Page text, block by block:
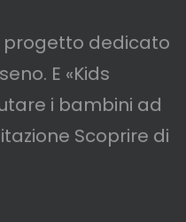
progetto dedicato
E «Kids
i bambini ad
Scoprire di